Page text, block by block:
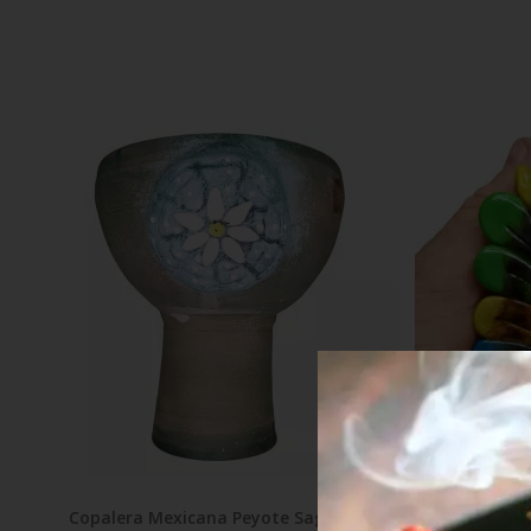
Copalera Mexicana Peyote Sagrado
Apito